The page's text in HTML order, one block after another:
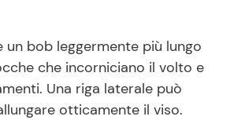
un bob leggermente più lungo
che incorniciano il volto e
Una riga laterale può
otticamente il viso.